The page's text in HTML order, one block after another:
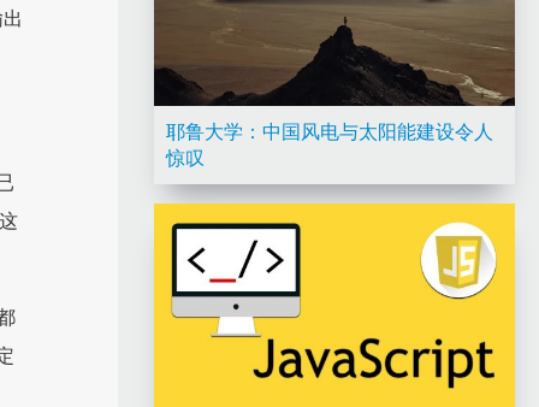
耶鲁大学：中国风电与太阳能建设令人
惊叹